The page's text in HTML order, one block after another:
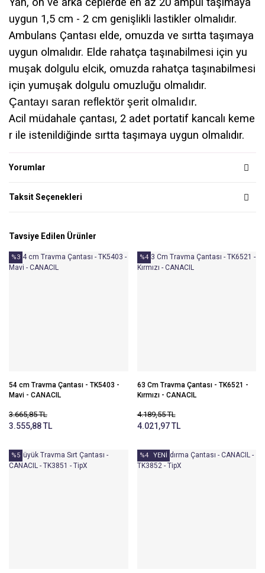
uygun 1,5 cm - 2 cm genişlikli lastikler olmalıdır.
Ambulans Çantası elde, omuzda ve sırtta taşımaya
uygun olmalıdır. Elde rahatça taşınabilmesi için yu
muşak dolgulu elcik, omuzda rahatça taşınabilmesi
için yumuşak dolgulu omuzluğu olmalıdır.
Çantayı saran reflektör şerit olmalıdır.
Acil müdahale çantası, 2 adet portatif kancalı keme
r ile istenildiğinde sırtta taşımaya uygun olmalıdır.
Yorumlar
Taksit Seçenekleri
Tavsiye Edilen Ürünler
%3
54 cm Travma Çantası - TK5403 -
Mavi - CANACIL
3.665,85 TL
3.555,88 TL
%4
63 Cm Travma Çantası - TK6521 -
Kırmızı - CANACIL
4.189,55 TL
4.021,97 TL
%5 %4 YENİ